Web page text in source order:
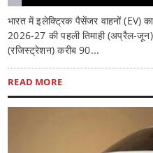
भारत में इलेक्ट्रिक पैसेंजर वाहनों (EV) का
2026-27 की पहली तिमाही (अप्रैल-
(रजिस्ट्रेशन) करीब 90...
READ MORE